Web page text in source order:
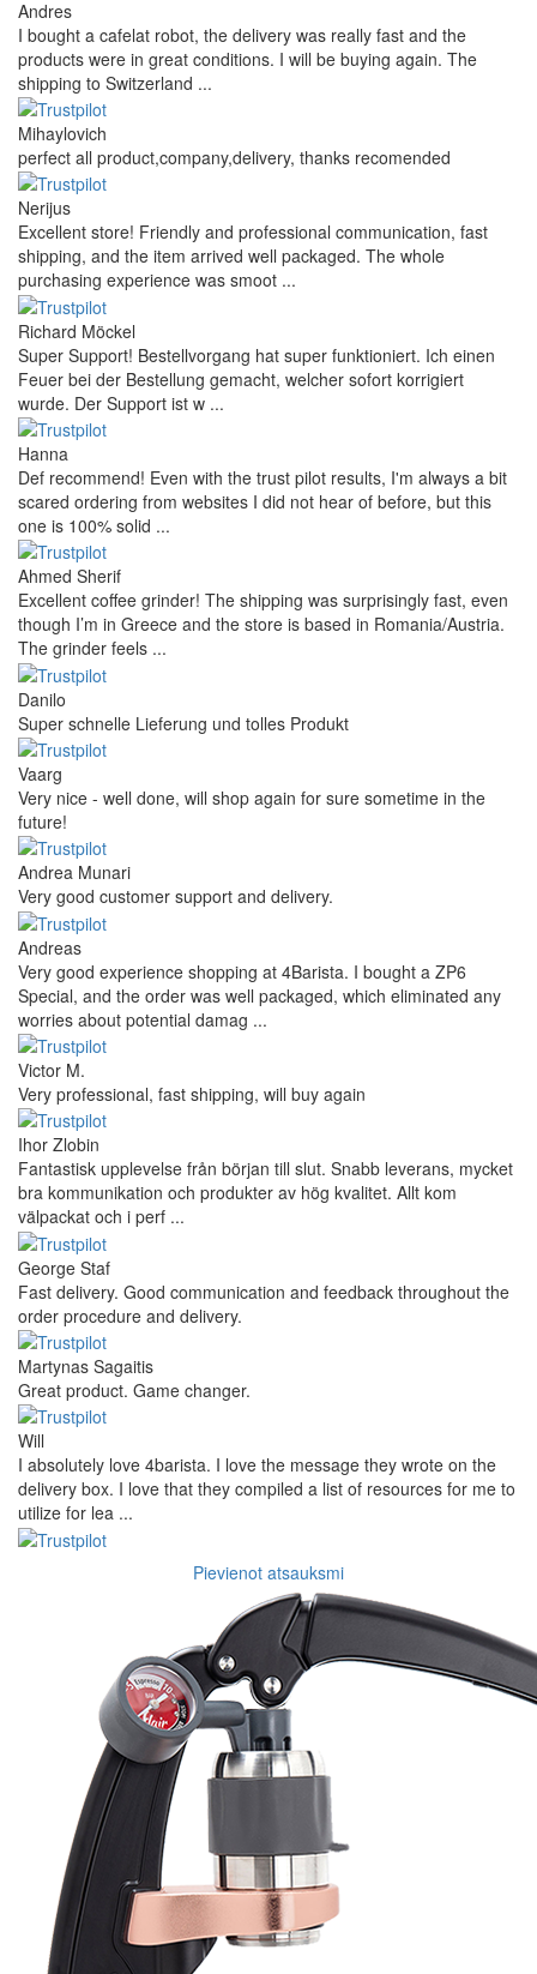
Andres
I bought a cafelat robot, the delivery was really fast and the
products were in great conditions. I will be buying again. The
shipping to Switzerland ...
Mihaylovich
perfect all product,company,delivery, thanks recomended
Nerijus
Excellent store! Friendly and professional communication, fast
shipping, and the item arrived well packaged. The whole
purchasing experience was smoot ...
Richard Möckel
Super Support! Bestellvorgang hat super funktioniert. Ich einen
Feuer bei der Bestellung gemacht, welcher sofort korrigiert
wurde. Der Support ist w ...
Hanna
Def recommend! Even with the trust pilot results, I'm always a bit
scared ordering from websites I did not hear of before, but this
one is 100% solid ...
Ahmed Sherif
Excellent coffee grinder! The shipping was surprisingly fast, even
though I’m in Greece and the store is based in Romania/Austria.
The grinder feels ...
Danilo
Super schnelle Lieferung und tolles Produkt
Vaarg
Very nice - well done, will shop again for sure sometime in the
future!
Andrea Munari
Very good customer support and delivery.
Andreas
Very good experience shopping at 4Barista. I bought a ZP6
Special, and the order was well packaged, which eliminated any
worries about potential damag ...
Victor M.
Very professional, fast shipping, will buy again
Ihor Zlobin
Fantastisk upplevelse från början till slut. Snabb leverans, mycket
bra kommunikation och produkter av hög kvalitet. Allt kom
välpackat och i perf ...
George Staf
Fast delivery. Good communication and feedback throughout the
order procedure and delivery.
Martynas Sagaitis
Great product. Game changer.
Will
I absolutely love 4barista. I love the message they wrote on the
delivery box. I love that they compiled a list of resources for me to
utilize for lea ...
Pievienot atsauksmi